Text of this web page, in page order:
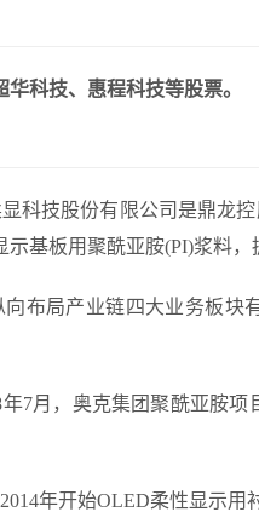
科技、惠程科技等股票。
显科技股份有限公司是鼎龙
基板用聚酰亚胺(PI)浆料，
向布局产业链四大业务板块
年7月，奥克集团聚酰亚胺
年开始OLED柔性显示用